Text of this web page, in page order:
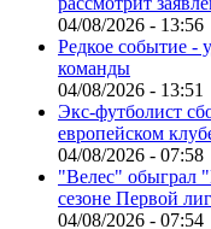
04/08/2026 - 13:56
Редкое событие -
команды
04/08/2026 - 13:51
Экс-футболист
европейском
04/08/2026 - 07:58
"Велес" обыграл
сезоне Первой
04/08/2026 - 07:54